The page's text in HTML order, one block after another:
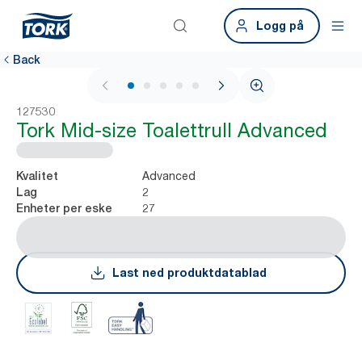
Logg på
Back
1 / 5
127530
Tork Mid-size Toalettrull Advanced
Kvalitet Advanced
Lag 2
Enheter per eske 27
Last ned produktdatablad